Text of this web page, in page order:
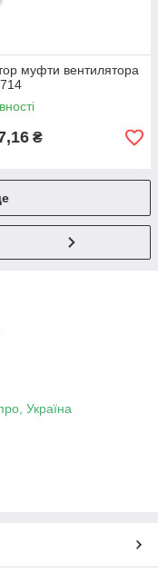
муфти вентилятора
₴
Україна